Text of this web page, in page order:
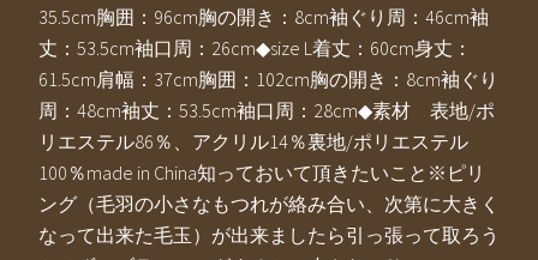
35.5cm胸囲：96cm胸の開き：8cm袖ぐり周：46cm袖
丈：53.5cm袖口周：26cm◆size L着丈：60cm身丈：
61.5cm肩幅：37cm胸囲：102cm胸の開き：8cm袖ぐり
周：48cm袖丈：53.5cm袖口周：28cm◆素材 表地/ポ
リエステル86％、アクリル14％裏地/ポリエステル
100％made in China知っておいて頂きたいこと※ピリ
ング（毛羽の小さなもつれが絡み合い、次第に大きく
なって出来た毛玉）が出来ましたら引っ張って取ろう